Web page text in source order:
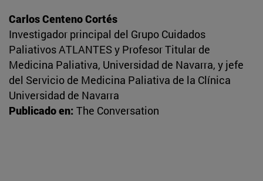
Carlos Centeno Cortés
Investigador principal del Grupo Cuidados
Paliativos ATLANTES y Profesor Titular de
Medicina Paliativa, Universidad de Navarra, y jefe
del Servicio de Medicina Paliativa de la Clínica
Universidad de Navarra
Publicado en: The Conversation